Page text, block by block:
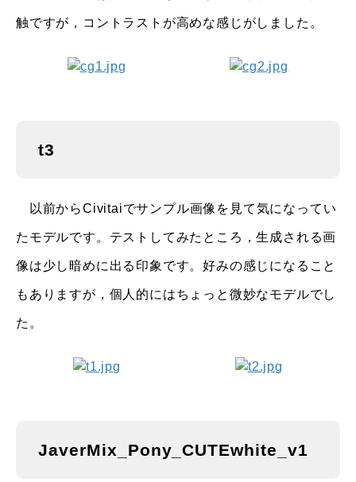
触ですが，コントラストが高めな感じがしました。
t3
以前からCivitaiでサンプル画像を見て気になってい
たモデルです。テストしてみたところ，生成される画
像は少し暗めに出る印象です。好みの感じになること
もありますが，個人的にはちょっと微妙なモデルでし
た。
JaverMix_Pony_CUTEwhite_v1